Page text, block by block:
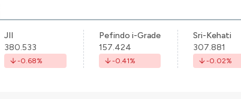
JII
380.533
-0.68%
Pefindo i-Grade
157.424
-0.41%
Sri-Kehati
307.881
-0.02%